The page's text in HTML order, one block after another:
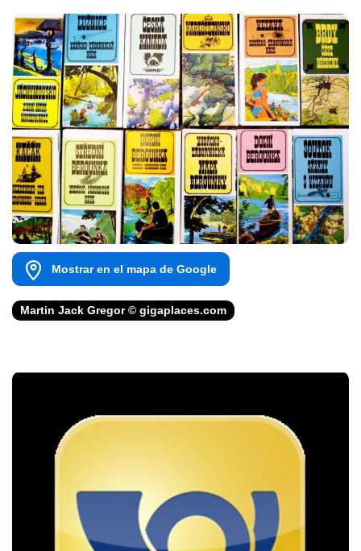
Mostrar en el mapa de Google
Martin Jack Gregor © gigaplaces.com